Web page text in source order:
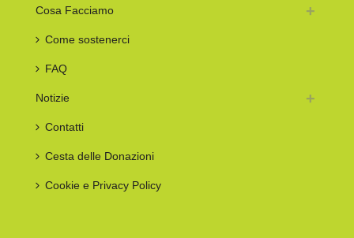
Cosa Facciamo
Come sostenerci
FAQ
Notizie
Contatti
Cesta delle Donazioni
Cookie e Privacy Policy